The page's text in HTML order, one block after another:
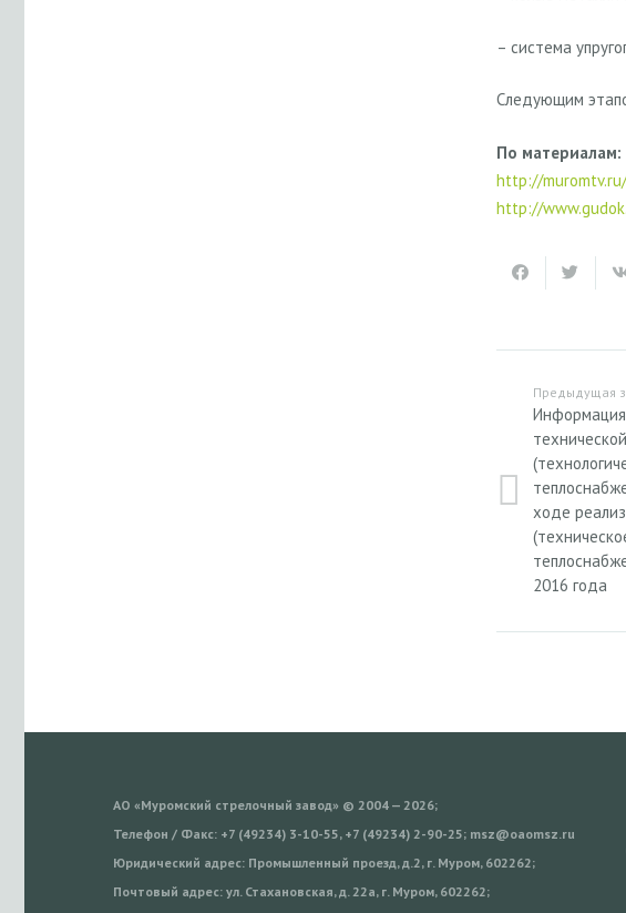
– система
Следующим
По материалам:
http://
http://
Предыдущая
Информация
ходе
2016 года
АО «Муромский стрелочный завод» © 2004 — 2026;
Телефон / Факс: +7 (49234) 3-10-55, +7 (49234) 2-90-25; msz@oaomsz.ru
Юридический адрес: Промышленный проезд, д.2, г. Муром, 602262;
Почтовый адрес: ул. Стахановская, д. 22а, г. Муром, 602262;